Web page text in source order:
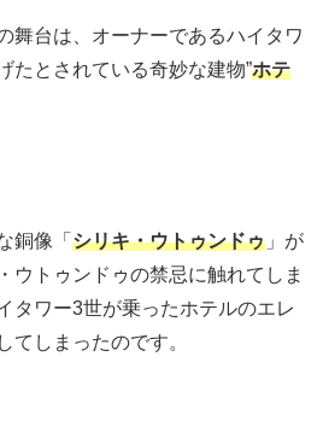
舞台は、オーナーであるハイタワ
たとされている奇妙な建物”ホテ
銅像「 シリキ・ウトゥンドゥ 」が
ウトゥンドゥの禁忌に触れてしま
タワー3世が乗ったホテルのエレ
てしまったのです。